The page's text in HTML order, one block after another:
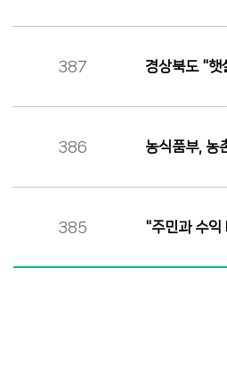
387 경상북도 "햇
386 농식품부, 농
385 "주민과 수익